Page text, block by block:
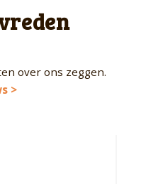
over ons zeggen.
>